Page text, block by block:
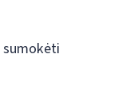
sumokėti